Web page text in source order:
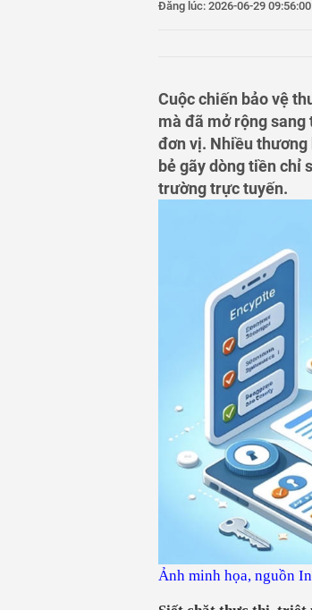
13
Đăng lúc: 2026-06-29 09:56:00
Cuộc chiến bảo vệ
mà đã mở rộng
đơn vị. Nhiều
bẻ gãy dòng tiền chỉ
trường trực tuyến.
Ảnh minh họa, nguồn